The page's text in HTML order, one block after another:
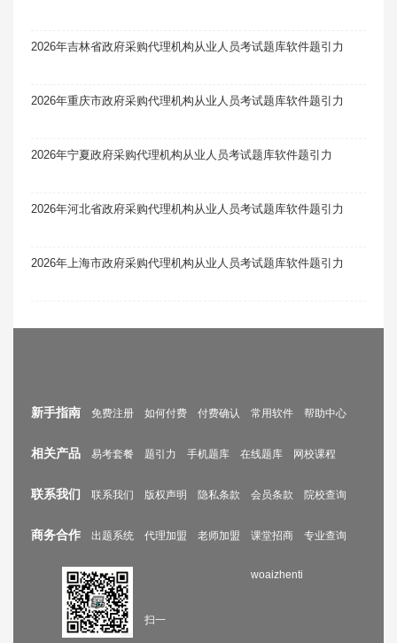
2026年吉林省政府采购代理机构从业人员考试题库软件题引力
2026年重庆市政府采购代理机构从业人员考试题库软件题引力
2026年宁夏政府采购代理机构从业人员考试题库软件题引力
2026年河北省政府采购代理机构从业人员考试题库软件题引力
2026年上海市政府采购代理机构从业人员考试题库软件题引力
新手指南 免费注册 如何付费 付费确认 常用软件 帮助中心
相关产品 易考套餐 题引力 手机题库 在线题库 网校课程
联系我们 联系我们 版权声明 隐私条款 会员条款 院校查询
商务合作 出题系统 代理加盟 老师加盟 课堂招商 专业查询
扫一
woaizhenti